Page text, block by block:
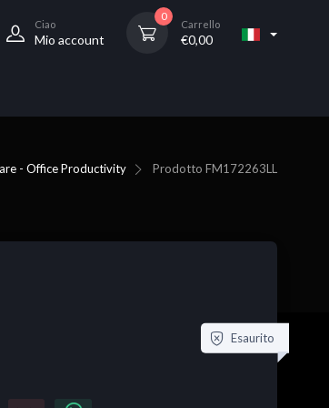
Ciao
Mio account
0
Carrello
€0,00
- Office Productivity Prodotto FM172263LL
Esaurito